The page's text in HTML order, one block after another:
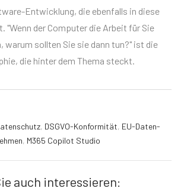
Entwicklung, die ebenfalls in diese
"Wenn der Computer die Arbeit für Sie
warum sollten Sie sie dann tun?" ist die
die hinter dem Thema steckt.
, DSGVO-Konformität, EU-Daten-
, M365 Copilot Studio
auch interessieren: